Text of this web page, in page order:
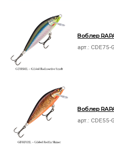
Воблер
арт.: CDE75-
Воблер
арт.: CDE55-